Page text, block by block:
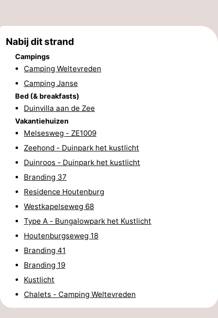
Sporten
Zwembaden
Fietsen
Wandelen
Paardrijden
Golfbanen
Delta-
paravliegen
drinken
Evenementen
Ringrijden
Zoutelande
Actief
Praktisch
Forum
Nabij dit strand
Campings
Camping Weltevreden
Camping Janse
Bed (& breakfasts)
Duinvilla aan de Zee
Vakantiehuizen
Melsesweg - ZE1009
Zeehond - Duinpark het kustlicht
Duinroos - Duinpark het kustlicht
Branding 37
Residence Houtenburg
Westkapelseweg 68
Type A - Bungalowpark het Kustlicht
Houtenburgseweg 18
Branding 41
Branding 19
Kustlicht
Chalets - Camping Weltevreden